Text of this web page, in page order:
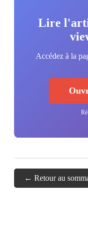
Lire
Accédez à la
← Retour au